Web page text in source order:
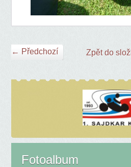
← Předchozí Zpět do
Fotoalbum